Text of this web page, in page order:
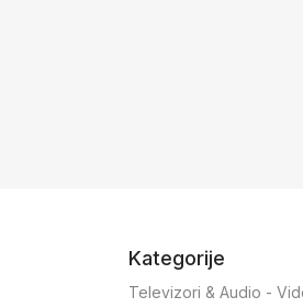
Kategorije
Televizori & Audio -